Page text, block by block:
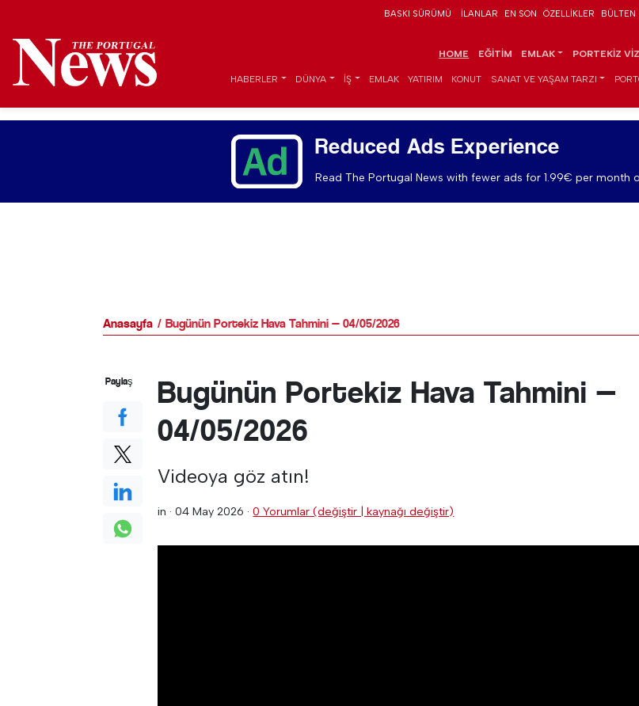
BASKI SÜRÜMÜ İLANLAR EN SON ÖZELLIKLER BÜLTEN
HOME EĞITIM EMLAK PORTEKIZ
HABERLER DÜNYA İŞ EMLAK YATIRIM KONUT SANAT VE YAŞAM TARZI
Reduced Ads Experience
Read The Portugal News with fewer ads for 1.99€ per month
Anasayfa Bugünün Portekiz Hava Tahmini — 04/05/2026
Bugünün Portekiz Hava Tahmini —
04/05/2026
Videoya göz atın!
in ·04 May 2026 ·0 Yorumlar (değiştir | kaynağı değiştir)
Paylaş